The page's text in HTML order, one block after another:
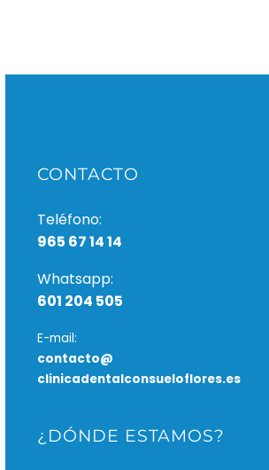
CONTACTO
Teléfono:
965 67 14 14
Whatsapp:
601 204 505
E-mail:
contacto@
clinicadentalconsueloflores.es
¿DÓNDE ESTAMOS?